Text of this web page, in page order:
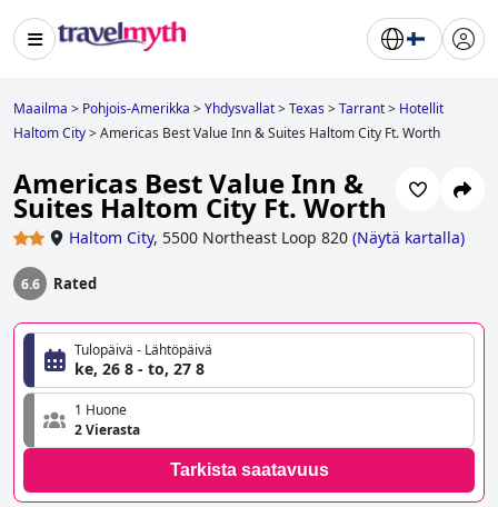
Maailma > Pohjois-Amerikka >Yhdysvallat>Texas>Tarrant> Hotellit
Haltom City>Americas Best Value Inn & Suites Haltom City Ft. Worth
Americas Best Value Inn &
Suites Haltom City Ft. Worth
Haltom City, 5500 Northeast Loop 820 (Näytä kartalla)
6.6 Rated
Tulopäivä - Lähtöpäivä
ke, 26 8 - to, 27 8
1 Huone
2 Vierasta
Tarkista saatavuus